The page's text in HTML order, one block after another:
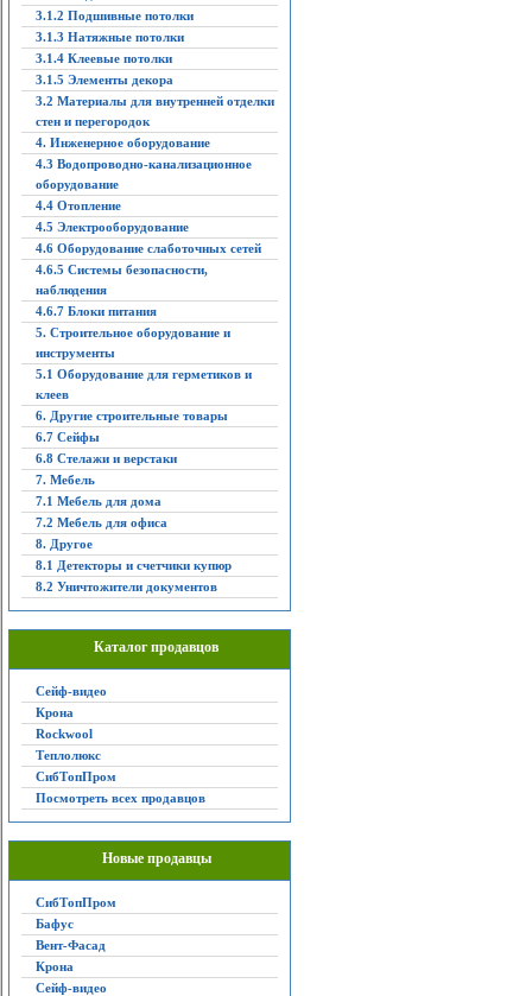
3.1.2 Подшивные потолки
3.1.3 Натяжные потолки
3.1.4 Клеевые потолки
3.1.5 Элементы декора
3.2 Материалы для внутренней отделки
стен и перегородок
4. Инженерное оборудование
4.3 Водопроводно-канализационное
оборудование
4.4 Отопление
4.5 Электрооборудование
4.6 Оборудование слаботочных сетей
4.6.5 Системы безопасности,
наблюдения
4.6.7 Блоки питания
5. Строительное оборудование и
инструменты
5.1 Оборудование для герметиков и
клеев
6. Другие строительные товары
6.7 Сейфы
6.8 Стелажи и верстаки
7. Мебель
7.1 Мебель для дома
7.2 Мебель для офиса
8. Другое
8.1 Детекторы и счетчики купюр
8.2 Уничтожители документов
Каталог продавцов
Сейф-видео
Крона
Rockwool
Теплолюкс
СибТопПром
Посмотреть всех продавцов
Новые продавцы
СибТопПром
Бафус
Вент-Фасад
Крона
Сейф-видео